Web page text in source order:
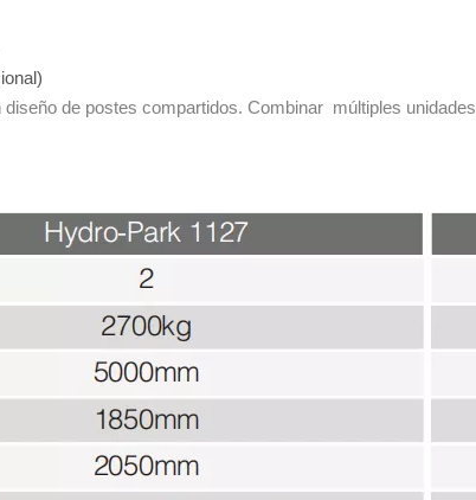
de postes compartidos. Combinar múltiples unidades